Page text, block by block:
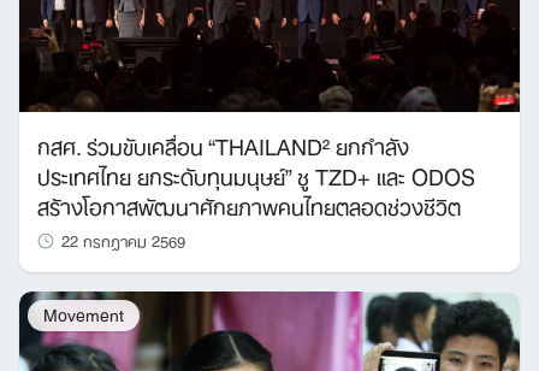
กสศ. ร่วมขับเคลื่อน “THAILAND² ยกกำลัง
ประเทศไทย ยกระดับทุนมนุษย์” ชู TZD+ และ ODOS
สร้างโอกาสพัฒนาศักยภาพคนไทยตลอดช่วงชีวิต
22 กรกฎาคม 2569
Movement